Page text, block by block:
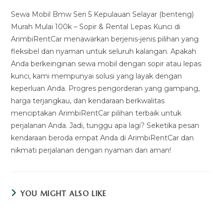
Sewa Mobil Bmw Seri 5 Kepulauan Selayar (benteng)
Murah Mulai 100k – Sopir & Rental Lepas Kunci di
ArimbiRentCar menawarkan berjenis-jenis pilihan yang
fleksibel dan nyaman untuk seluruh kalangan. Apakah
Anda berkeinginan sewa mobil dengan sopir atau lepas
kunci, kami mempunyai solusi yang layak dengan
keperluan Anda. Progres pengorderan yang gampang,
harga terjangkau, dan kendaraan berkwalitas
menciptakan ArimbiRentCar pilihan terbaik untuk
perjalanan Anda. Jadi, tunggu apa lagi? Seketika pesan
kendaraan beroda empat Anda di ArimbiRentCar dan
nikmati perjalanan dengan nyaman dan aman!
YOU MIGHT ALSO LIKE